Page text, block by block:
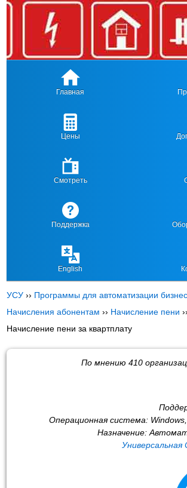
Главная
Цены
Смотреть
Поддержка
English
УСУ ›› Программы для автоматизации
Начисления абонентам ›› Начисление пени ››
Начисление пени за квартплату
По мнению 410
Операционная система:
Назначение: